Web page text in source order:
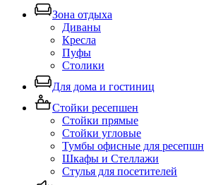
Зона отдыха
Диваны
Кресла
Пуфы
Столики
Для дома и гостиниц
Стойки ресепшен
Стойки прямые
Стойки угловые
Тумбы офисные для ресепшн
Шкафы и Стеллажи
Стулья для посетителей